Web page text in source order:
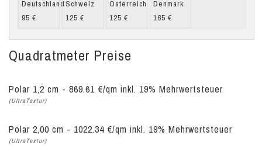
Quadratmeter Preise
Polar 1,2 cm - 869.61 €/qm inkl. 19% Mehrwertsteuer
(UltraTextur)
Polar 2,00 cm - 1022.34 €/qm inkl. 19% Mehrwertsteuer
(UltraTextur)